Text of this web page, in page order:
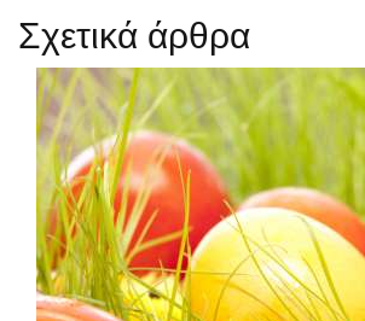
Σχετικά άρθρα